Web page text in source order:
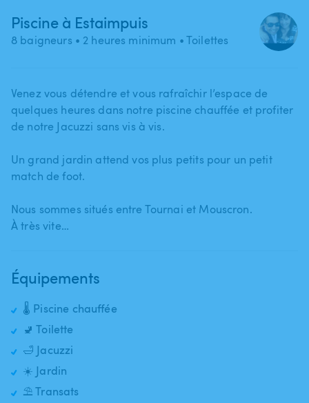
Piscine à Estaimpuis
8 baigneurs • 2 heures minimum • Toilettes
Venez vous détendre et vous rafraîchir l’espace de
quelques heures dans notre piscine chauffée et profiter
de notre Jacuzzi sans vis à vis.
Un grand jardin attend vos plus petits pour un petit
match de foot.
Nous sommes situés entre Tournai et Mouscron.
À très vite…
Équipements
🌡️ Piscine chauffée
🚽 Toilette
🛁 Jacuzzi
☀️ Jardin
⛱️ Transats